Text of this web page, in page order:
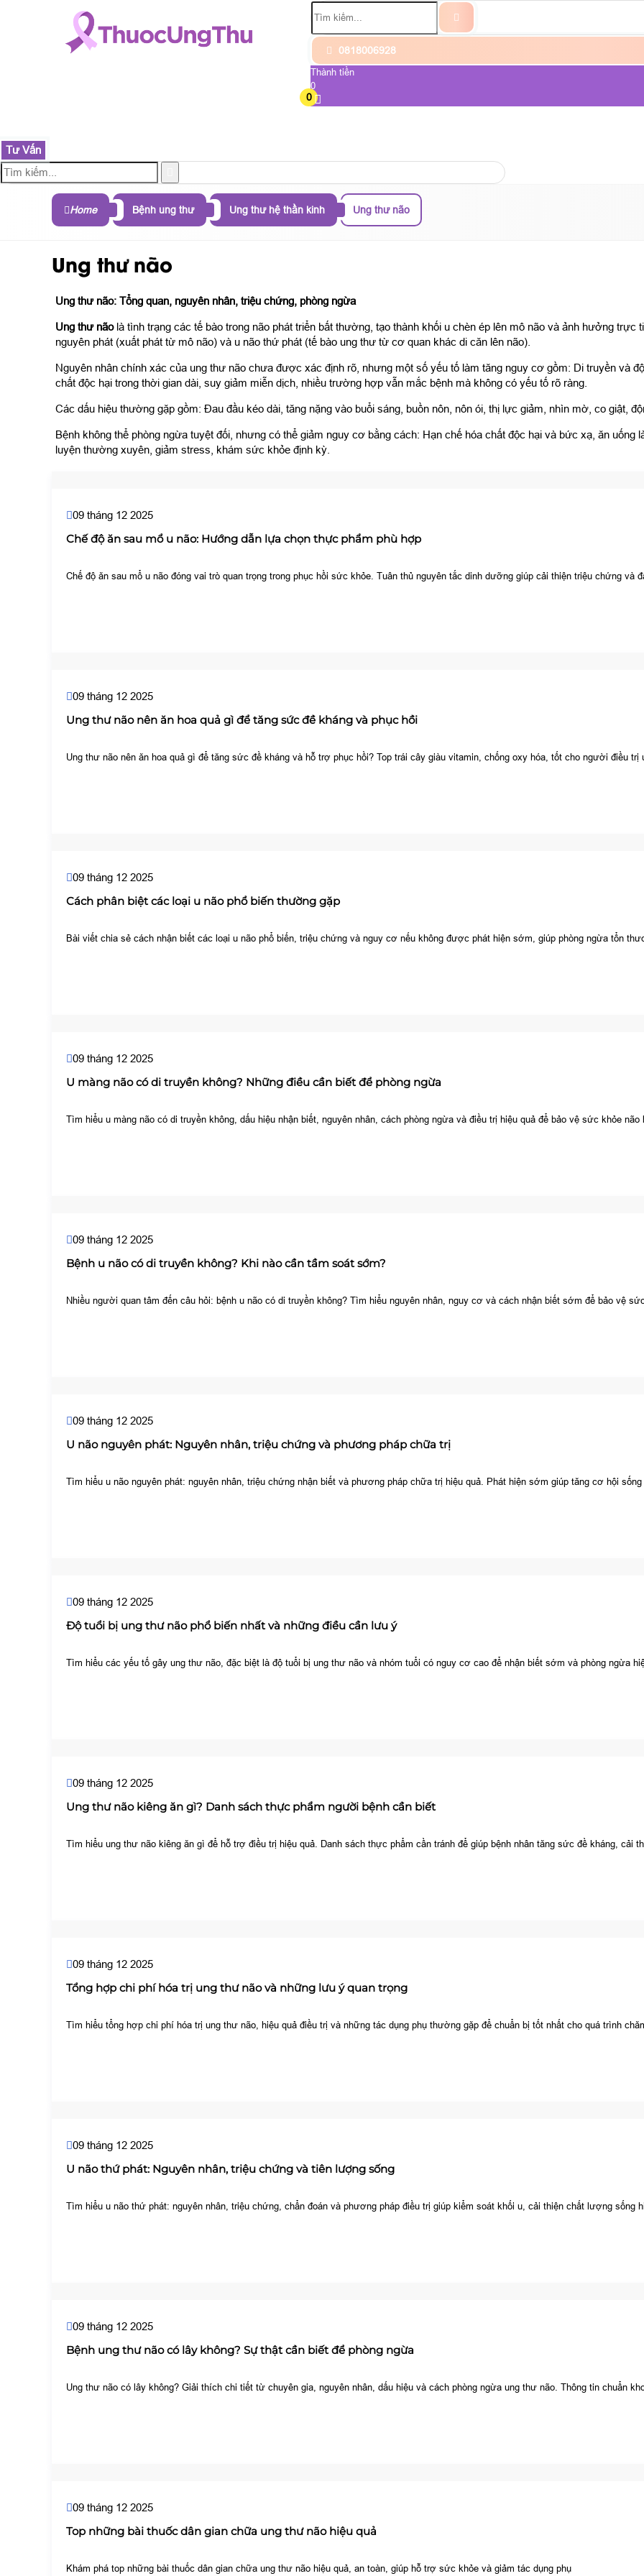
0818006928
Thành tiền
0
0
Tư Vấn
Home Bệnh ung thư Ung thư hệ thần kinh Ung thư não
Ung thư não
Ung thư não: Tổng quan, nguyên nhân, triệu chứng, phòng ngừa
Ung thư nãolà tình trạng các tế bào trong não phát triển bất thường, tạo thành khối u chèn ép lên mô não và ảnh hưởng trực
nguyên phát (xuất phát từ mô não) và u não thứ phát (tế bào ung thư từ cơ quan khác di căn lên não).
Nguyên nhân chính xác của ung thư não chưa được xác định rõ, nhưng một số yếu tố làm tăng nguy cơ gồm: Di truyền và
chất độc hại trong thời gian dài, suy giảm miễn dịch, nhiều trường hợp vẫn mắc bệnh mà không có yếu tố rõ ràng.
Các dấu hiệu thường gặp gồm: Đau đầu kéo dài, tăng nặng vào buổi sáng, buồn nôn, nôn ói, thị lực giảm, nhìn mờ, co giật,
Bệnh không thể phòng ngừa tuyệt đối, nhưng có thể giảm nguy cơ bằng cách: Hạn chế hóa chất độc hại và bức xạ, ăn uống
luyện thường xuyên, giảm stress, khám sức khỏe định kỳ.
09 tháng 12 2025
Chế độ ăn sau mổ u não: Hướng dẫn lựa chọn thực phẩm phù hợp
Chế độ ăn sau mổ u não đóng vai trò quan trọng trong phục hồi sức khỏe. Tuân thủ nguyên tắc dinh dưỡng giúp cải thiện triệu chứng và
09 tháng 12 2025
Ung thư não nên ăn hoa quả gì để tăng sức đề kháng và phục hồi
Ung thư não nên ăn hoa quả gì để tăng sức đề kháng và hỗ trợ phục hồi? Top trái cây giàu vitamin, chống oxy hóa, tốt cho người điều trị
09 tháng 12 2025
Cách phân biệt các loại u não phổ biến thường gặp
Bài viết chia sẻ cách nhận biết các loại u não phổ biến, triệu chứng và nguy cơ nếu không được phát hiện sớm, giúp phòng ngừa tổn
09 tháng 12 2025
U màng não có di truyền không? Những điều cần biết để phòng ngừa
Tìm hiểu u màng não có di truyền không, dấu hiệu nhận biết, nguyên nhân, cách phòng ngừa và điều trị hiệu quả để bảo vệ sức khỏe não
09 tháng 12 2025
Bệnh u não có di truyền không? Khi nào cần tầm soát sớm?
Nhiều người quan tâm đến câu hỏi: bệnh u não có di truyền không? Tìm hiểu nguyên nhân, nguy cơ và cách nhận biết sớm để bảo vệ
09 tháng 12 2025
U não nguyên phát: Nguyên nhân, triệu chứng và phương pháp chữa trị
Tìm hiểu u não nguyên phát: nguyên nhân, triệu chứng nhận biết và phương pháp chữa trị hiệu quả. Phát hiện sớm giúp tăng cơ hội
09 tháng 12 2025
Độ tuổi bị ung thư não phổ biến nhất và những điều cần lưu ý
Tìm hiểu các yếu tố gây ung thư não, đặc biệt là độ tuổi bị ung thư não và nhóm tuổi có nguy cơ cao để nhận biết sớm và phòng ngừa
09 tháng 12 2025
Ung thư não kiêng ăn gì? Danh sách thực phẩm người bệnh cần biết
Tìm hiểu ung thư não kiêng ăn gì để hỗ trợ điều trị hiệu quả. Danh sách thực phẩm cần tránh để giúp bệnh nhân tăng sức đề kháng, cải
09 tháng 12 2025
Tổng hợp chi phí hóa trị ung thư não và những lưu ý quan trọng
Tìm hiểu tổng hợp chi phí hóa trị ung thư não, hiệu quả điều trị và những tác dụng phụ thường gặp để chuẩn bị tốt nhất cho quá trình
09 tháng 12 2025
U não thứ phát: Nguyên nhân, triệu chứng và tiên lượng sống
Tìm hiểu u não thứ phát: nguyên nhân, triệu chứng, chẩn đoán và phương pháp điều trị giúp kiểm soát khối u, cải thiện chất lượng sống
09 tháng 12 2025
Bệnh ung thư não có lây không? Sự thật cần biết để phòng ngừa
Ung thư não có lây không? Giải thích chi tiết từ chuyên gia, nguyên nhân, dấu hiệu và cách phòng ngừa ung thư não. Thông tin chuẩn
09 tháng 12 2025
Top những bài thuốc dân gian chữa ung thư não​ hiệu quả
Khám phá top những bài thuốc dân gian chữa ung thư não hiệu quả, an toàn, giúp hỗ trợ sức khỏe và giảm tác dụng phụ